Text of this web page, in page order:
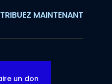
MAINTENANT
un don